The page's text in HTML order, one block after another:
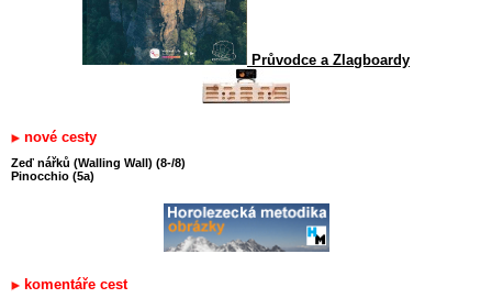
Průvodce a Zlagboardy
nové cesty
Zeď nářků (Walling Wall) (8-/8)
Pinocchio (5a)
komentáře cest